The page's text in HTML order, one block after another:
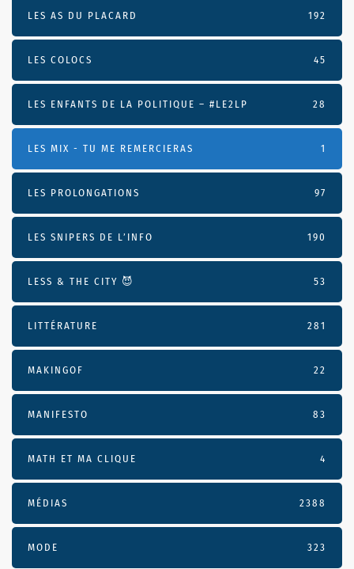
LES AS DU PLACARD 192
LES COLOCS 45
LES ENFANTS DE LA POLITIQUE – #LE2LP 28
LES MIX - TU ME REMERCIERAS 1
LES PROLONGATIONS 97
LES SNIPERS DE L’INFO 190
LESS & THE CITY 😈 53
LITTÉRATURE 281
MAKINGOF 22
MANIFESTO 83
MATH ET MA CLIQUE 4
MÉDIAS 2388
MODE 323